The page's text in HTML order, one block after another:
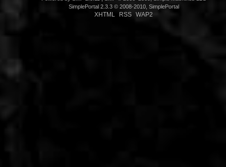
SimplePortal 2.3.3 © 2008-2010, SimplePortal
XHTML RSS WAP2